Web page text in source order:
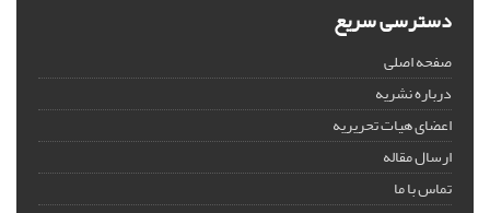
دسترسی سریع
صفحه اصلی
درباره نشریه
اعضای هیات تحریریه
ارسال مقاله
تماس با ما